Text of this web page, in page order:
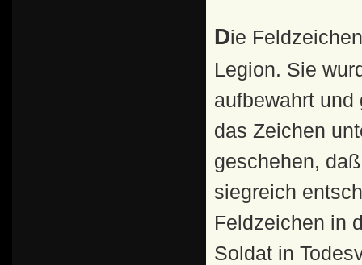
Die Feldzeichen entwickelten sich zum Mittelpunkt jeder
Legion. Sie
aufbewahrt
das Zeichen
geschehen,
siegreich
Feldzeichen in
Soldat in